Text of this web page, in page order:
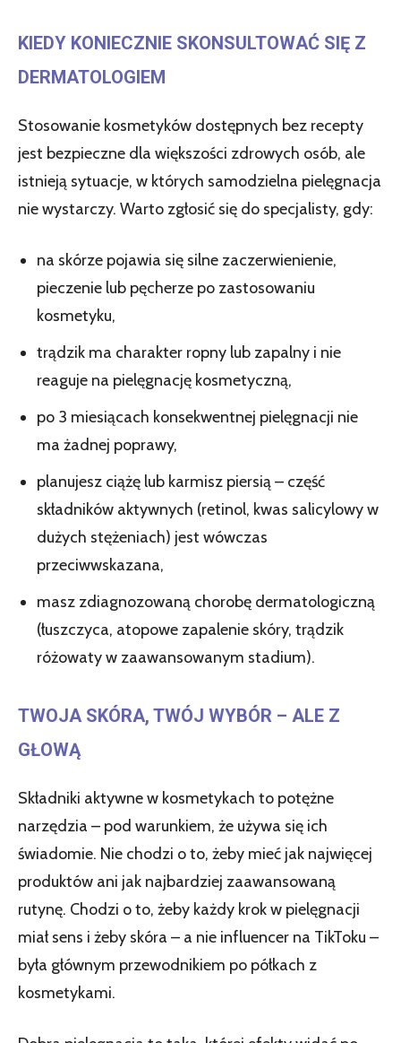
KIEDY KONIECZNIE SKONSULTOWAĆ SIĘ Z
DERMATOLOGIEM
Stosowanie kosmetyków dostępnych bez recepty
jest bezpieczne dla większości zdrowych osób, ale
istnieją sytuacje, w których samodzielna pielęgnacja
nie wystarczy. Warto zgłosić się do specjalisty, gdy:
na skórze pojawia się silne zaczerwienienie,
pieczenie lub pęcherze po zastosowaniu
kosmetyku,
trądzik ma charakter ropny lub zapalny i nie
reaguje na pielęgnację kosmetyczną,
po 3 miesiącach konsekwentnej pielęgnacji nie
ma żadnej poprawy,
planujesz ciążę lub karmisz piersią – część
składników aktywnych (retinol, kwas salicylowy w
dużych stężeniach) jest wówczas
przeciwwskazana,
masz zdiagnozowaną chorobę dermatologiczną
(łuszczyca, atopowe zapalenie skóry, trądzik
różowaty w zaawansowanym stadium).
TWOJA SKÓRA, TWÓJ WYBÓR – ALE Z
GŁOWĄ
Składniki aktywne w kosmetykach to potężne
narzędzia – pod warunkiem, że używa się ich
świadomie. Nie chodzi o to, żeby mieć jak najwięcej
produktów ani jak najbardziej zaawansowaną
rutynę. Chodzi o to, żeby każdy krok w pielęgnacji
miał sens i żeby skóra – a nie influencer na TikToku –
była głównym przewodnikiem po półkach z
kosmetykami.